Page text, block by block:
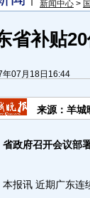
新闻中心 >
省补贴
年07月18日16:44
来源：羊城
府召开会议部署
讯 近期广东连续